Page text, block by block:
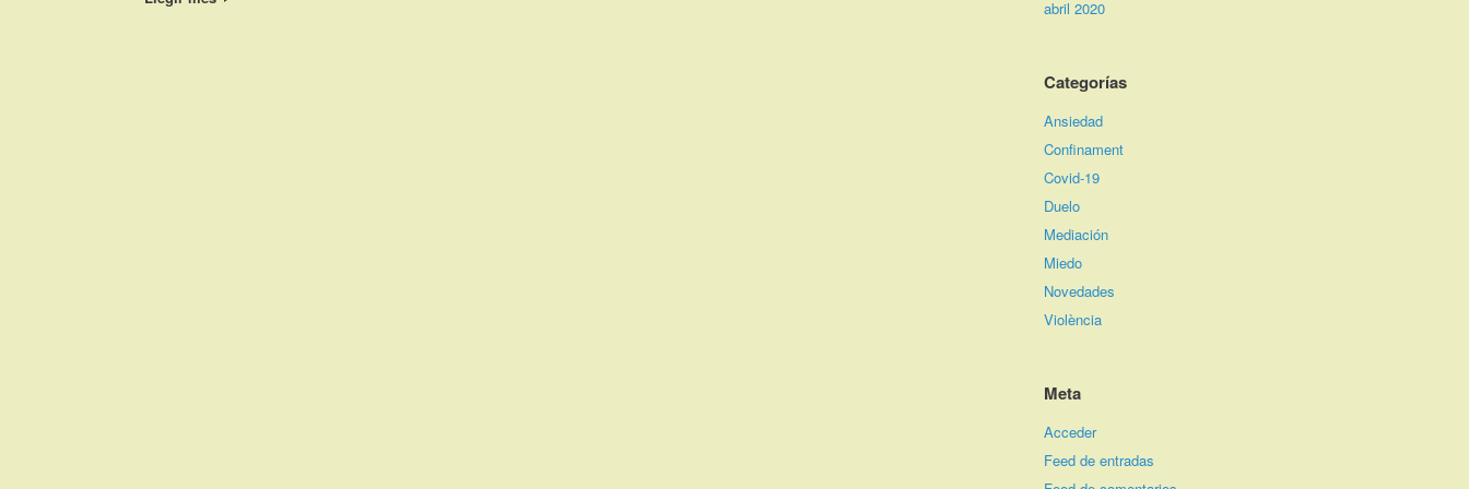
abril 2020
Categorías
Ansiedad
Confinament
Covid-19
Duelo
Mediación
Miedo
Novedades
Violència
Meta
Acceder
Feed de entradas